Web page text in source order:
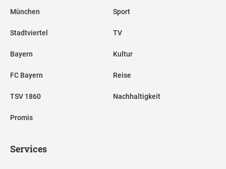
München
Stadtviertel
Bayern
FC Bayern
TSV 1860
Promis
Sport
TV
Kultur
Reise
Nachhaltigkeit
Services